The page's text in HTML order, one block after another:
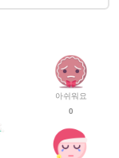
아쉬워요
0